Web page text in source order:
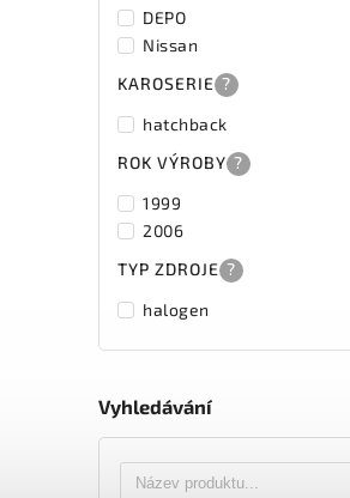
DEPO
Nissan
KAROSERIE ?
hatchback
ROK VÝROBY ?
1999
2006
TYP ZDROJE ?
halogen
Vyhledávání